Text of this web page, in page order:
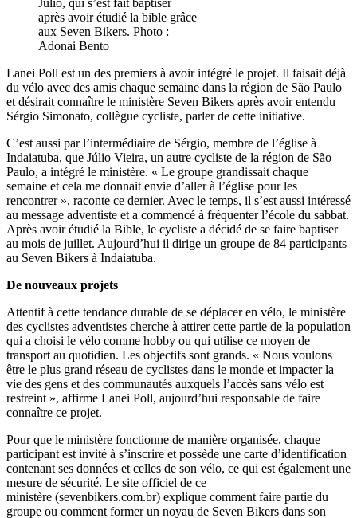
après avoir étudié la bible grâce
aux Seven Bikers. Photo :
Adonai Bento
Lanei Poll est un des premiers à avoir intégré le projet. Il faisait déjà
du vélo avec des amis chaque semaine dans la région de São Paulo
et désirait connaître le ministère Seven Bikers après avoir entendu
Sérgio Simonato, collègue cycliste, parler de cette initiative.
C’est aussi par l’intermédiaire de Sérgio, membre de l’église à
Indaiatuba, que Júlio Vieira, un autre cycliste de la région de São
Paulo, a intégré le ministère. « Le groupe grandissait chaque
semaine et cela me donnait envie d’aller à l’église pour les
rencontrer », raconte ce dernier. Avec le temps, il s’est aussi intéressé
au message adventiste et a commencé à fréquenter l’école du sabbat.
Après avoir étudié la Bible, le cycliste a décidé de se faire baptiser
au mois de juillet. Aujourd’hui il dirige un groupe de 84 participants
au Seven Bikers à Indaiatuba.
De nouveaux projets
Attentif à cette tendance durable de se déplacer en vélo, le ministère
des cyclistes adventistes cherche à attirer cette partie de la population
qui a choisi le vélo comme hobby ou qui utilise ce moyen de
transport au quotidien. Les objectifs sont grands. « Nous voulons
être le plus grand réseau de cyclistes dans le monde et impacter la
vie des gens et des communautés auxquels l’accès sans vélo est
restreint », affirme Lanei Poll, aujourd’hui responsable de faire
connaître ce projet.
Pour que le ministère fonctionne de manière organisée, chaque
participant est invité à s’inscrire et possède une carte d’identification
contenant ses données et celles de son vélo, ce qui est également une
mesure de sécurité. Le site officiel de ce
ministère (sevenbikers.com.br) explique comment faire partie du
groupe ou comment former un noyau de Seven Bikers dans son